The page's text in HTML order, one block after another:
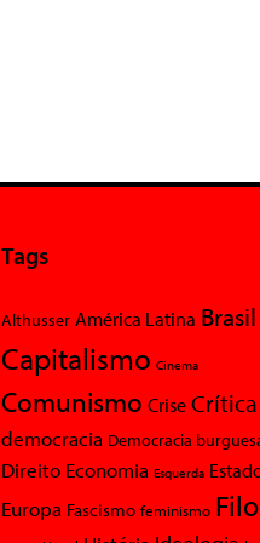
Tags
Althusser América Latina Brasil
Capitalismo Cinema
Comunismo Crise Crítica
democracia Democracia
Direito Economia Esquerda
Europa Fascismo feminismo